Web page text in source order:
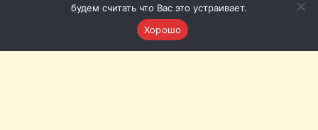
будем считать что Вас это устраивает.
Хорошо